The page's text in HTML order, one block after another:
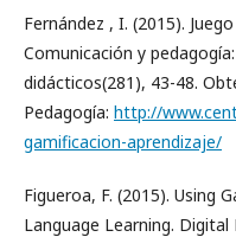
Fernández , I. (2015).
Comunicación y
didácticos(281), 43-48.
Pedagogía: http://
gamificacion-aprendizaje/
Figueroa, F. (2015). Using
Language Learning. Digital